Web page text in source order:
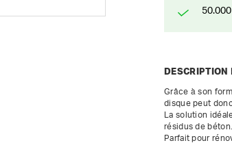
DESCRIPTION
Grâce à son
disque peut
La solution
résidus de béton.
Parfait pour